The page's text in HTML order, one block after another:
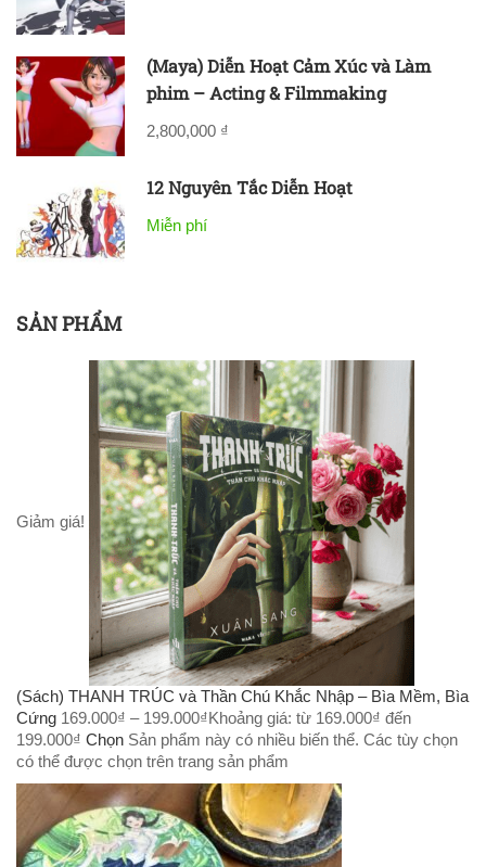
(Maya) Diễn Hoạt Cảm Xúc và Làm
phim – Acting & Filmmaking
2,800,000 ₫
12 Nguyên Tắc Diễn Hoạt
Miễn phí
SẢN PHẨM
Giảm giá!
(Sách) THANH TRÚC và Thần Chú Khắc Nhập – Bìa Mềm, Bìa
Cứng 169.000₫ – 199.000₫Khoảng giá: từ 169.000₫ đến
199.000₫ Chọn Sản phẩm này có nhiều biến thể. Các tùy chọn
có thể được chọn trên trang sản phẩm